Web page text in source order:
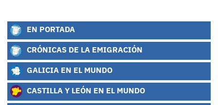
EN PORTADA
CRÓNICAS DE LA EMIGRACIÓN
GALICIA EN EL MUNDO
CASTILLA Y LEÓN EN EL MUNDO